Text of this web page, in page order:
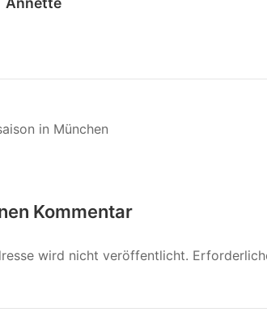
in München
Kommentar
wird nicht veröffentlicht.